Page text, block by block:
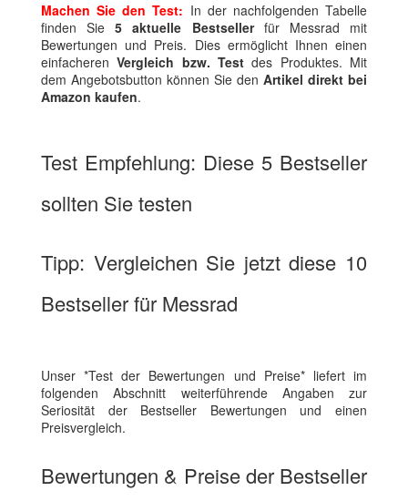
Machen Sie den Test: In der nachfolgenden Tabelle
finden Sie 5 aktuelle Bestsellerfür Messrad mit
Bewertungen und Preis. Dies ermöglicht Ihnen einen
einfacherenVergleich bzw. Test des Produktes. Mit
dem Angebotsbutton können Sie den Artikel direkt bei
Amazon kaufen.
Test Empfehlung: Diese 5 Bestseller
sollten Sie testen
Tipp: Vergleichen Sie jetzt diese 10
Bestseller für Messrad
Unser *Test der Bewertungen und Preise* liefert im
folgenden Abschnitt weiterführende Angaben zur
Seriosität der Bestseller Bewertungen und einen
Preisvergleich.
Bewertungen & Preise der Bestseller